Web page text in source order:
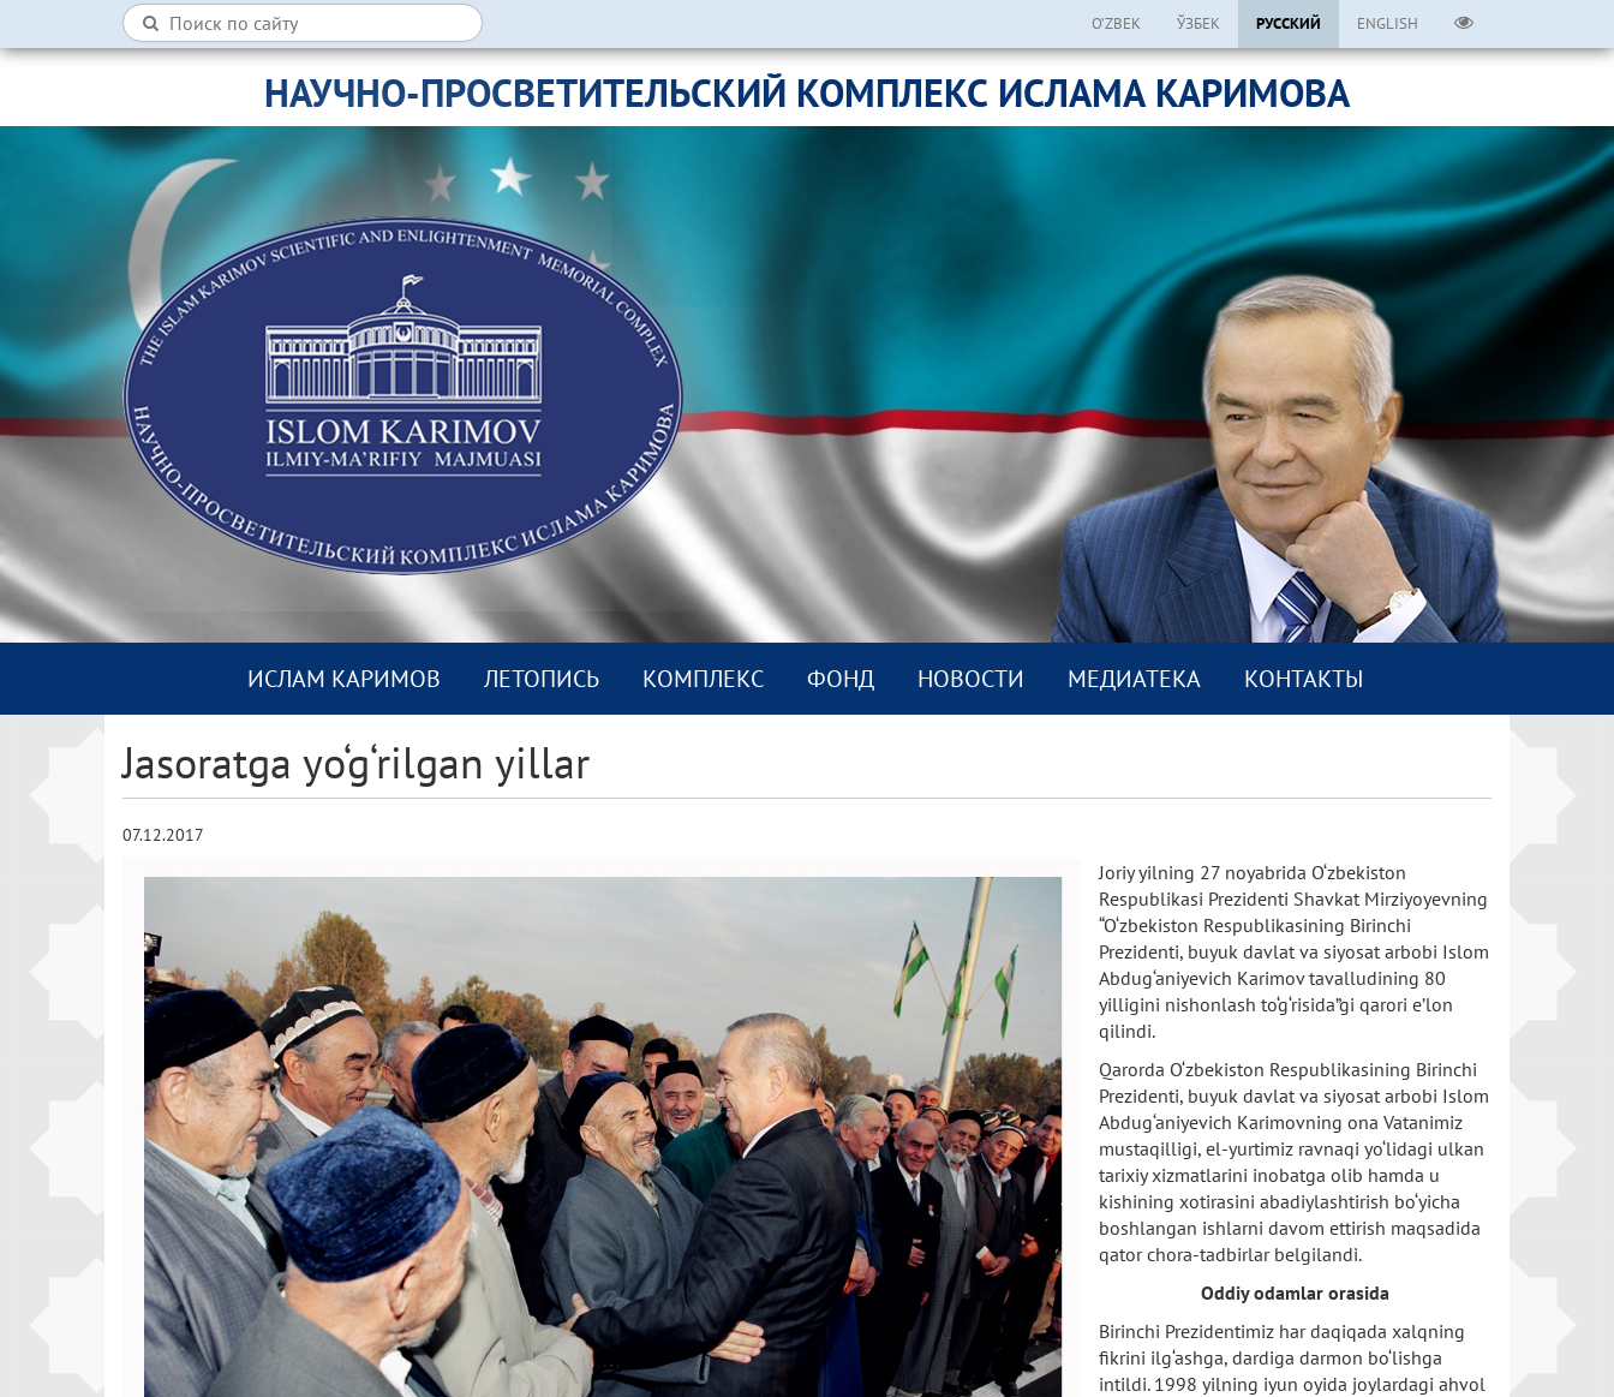
O’ZBEK ЎЗБЕК РУССКИЙ ENGLISH
НАУЧНО-ПРОСВЕТИТЕЛЬСКИЙ КОМПЛЕКС ИСЛАМА КАРИМОВА
ИСЛАМ КАРИМОВ ЛЕТОПИСЬ КОМПЛEКС ФОНД НОВОСТИ МEДИАТEКА КОНТАКТЫ
Jasoratga yo‘g‘rilgan yillar
07.12.2017
Joriy yilning 27 noyabrida O‘zbekiston
Respublikasi Prezidenti Shavkat Mirziyoyevning
“O‘zbekiston Respublikasining Birinchi
Prezidenti, buyuk davlat va siyosat arbobi Islom
Abdug‘aniyevich Karimov tavalludining 80
yilligini nishonlash to‘g‘risida”gi qarori e’lon
qilindi.
Qarorda O‘zbekiston Respublikasining Birinchi
Prezidenti, buyuk davlat va siyosat arbobi Islom
Abdug‘aniyevich Karimovning ona Vatanimiz
mustaqilligi, el-yurtimiz ravnaqi yo‘lidagi ulkan
tarixiy xizmatlarini inobatga olib hamda u
kishining xotirasini abadiylashtirish bo‘yicha
boshlangan ishlarni davom ettirish maqsadida
qator chora-tadbirlar belgilandi.
Oddiy odamlar orasida
Birinchi Prezidentimiz har daqiqada xalqning
fikrini ilg‘ashga, dardiga darmon bo‘lishga
intildi. 1998 yilning iyun oyida joylardagi ahvol